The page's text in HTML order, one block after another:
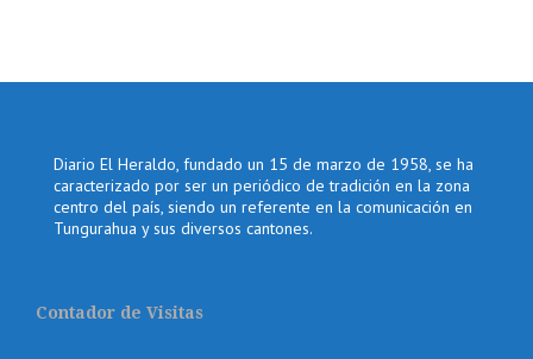
Diario El Heraldo, fundado un 15 de marzo de 1958, se ha
caracterizado por ser un periódico de tradición en la zona
centro del país, siendo un referente en la comunicación en
Tungurahua y sus diversos cantones.
Contador de Visitas